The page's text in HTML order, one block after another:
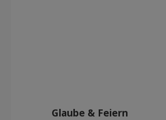
Glaube & Feiern